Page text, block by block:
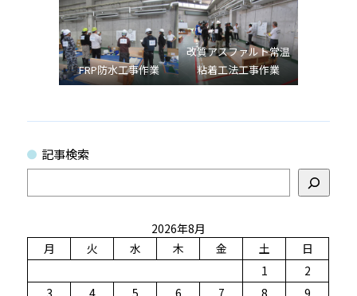
FRP防水工事作業
改質アスファルト常温
粘着工法工事作業
記事検索
索
2026年8月
月
火 水 木 金 土
日
1
2